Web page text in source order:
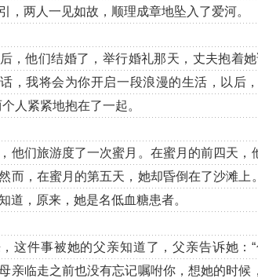
，两人一见如故，顺理成章地坠入了爱河。
他们结婚了，举行婚礼那天，丈夫抱着她
，我将会为你开启一段浪漫的生活，以后
人紧紧地抱在了一起。
们旅游度了一次蜜月。在蜜月的前四天，
而，在蜜月的第五天，她却昏倒在了沙滩上
道，原来，她是名低血糖患者。
件事被她的父亲知道了，父亲告诉她：“
亲临走之前也没有忘记嘱咐你，想她的时